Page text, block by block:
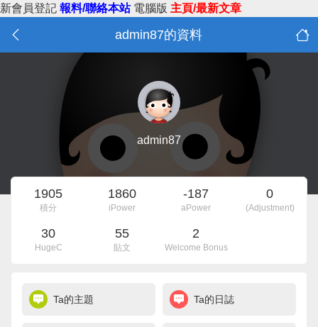
新會員登記 報料/聯絡本站 電腦版 主頁/最新文章
admin87的資料
admin87
1905
積分
1860
iPower
-187
aPower
0
(Adjustment)
30
HugeC
55
貼文
2
Welcome Bonus
Ta的主題 Ta的日誌